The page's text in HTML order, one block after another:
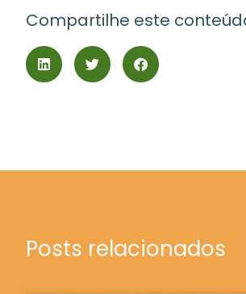
Compartilhe este
Posts relacionados